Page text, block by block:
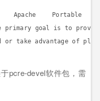
Portable
primary goal is to
or take advantage of
pcre-devel软件包，需